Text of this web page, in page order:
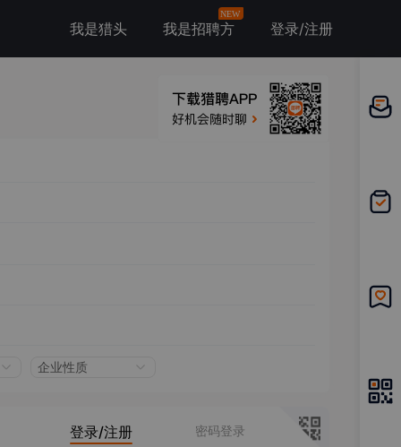
我是猎头 我是招聘方
NEW
登录/注册
企业性质
登录/注册 密码登录